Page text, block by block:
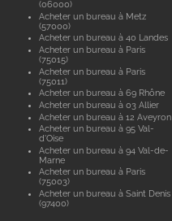
(06000)
Acheter un bureau à Metz
(57000)
Acheter un bureau à 40 Landes
Acheter un bureau à Paris
(75015)
Acheter un bureau à Paris
(75011)
Acheter un bureau à 69 Rhône
Acheter un bureau à 03 Allier
Acheter un bureau à 12 Aveyron
Acheter un bureau à 95 Val-
d'Oise
Acheter un bureau à 94 Val-de-
Marne
Acheter un bureau à Paris
(75003)
Acheter un bureau à Saint Denis
(97400)